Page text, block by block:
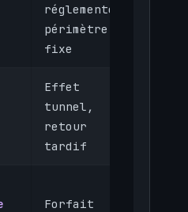
réglementés,
périmètre
fixe
Effet
tunnel,
retour
tardif
Forfait